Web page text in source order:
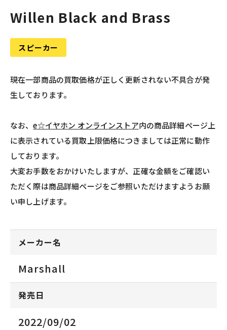
Willen Black and Brass
スピーカー
現在一部商品の買取価格が正しく更新されない不具合が発
生しております。
なお、e☆イヤホン オンラインストア内の商品詳細ページ上
に表示されている買取上限価格につきましては正常に動作
しております。
大変お手数をおかけいたしますが、正確な金額をご確認い
ただく際は商品詳細ページをご参照いただけますようお願
い申し上げます。
メーカー名
Marshall
発売日
2022/09/02